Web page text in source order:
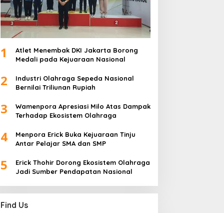
1
Atlet Menembak DKI Jakarta Borong
Medali pada Kejuaraan Nasional
2
Industri Olahraga Sepeda Nasional
Bernilai Triliunan Rupiah
3
Wamenpora Apresiasi Milo Atas Dampak
Terhadap Ekosistem Olahraga
4
Menpora Erick Buka Kejuaraan Tinju
Antar Pelajar SMA dan SMP
5
Erick Thohir Dorong Ekosistem Olahraga
Jadi Sumber Pendapatan Nasional
Find Us